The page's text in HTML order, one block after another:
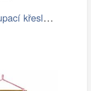
Závěsné houpací křeslo Nikes Red